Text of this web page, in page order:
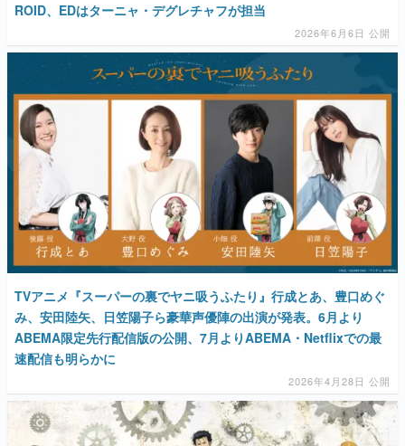
ROID、EDはターニャ・デグレチャフが担当
2026年6月6日 公開
TVアニメ『スーパーの裏でヤニ吸うふたり』行成とあ、豊口めぐ
み、安田陸矢、日笠陽子ら豪華声優陣の出演が発表。6月より
ABEMA限定先行配信版の公開、7月よりABEMA・Netflixでの最
速配信も明らかに
2026年4月28日 公開